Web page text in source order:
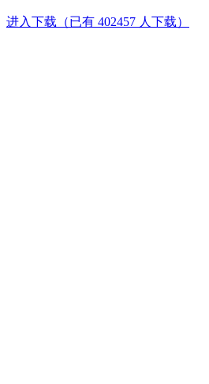
进入下载（已有 402457 人下载）